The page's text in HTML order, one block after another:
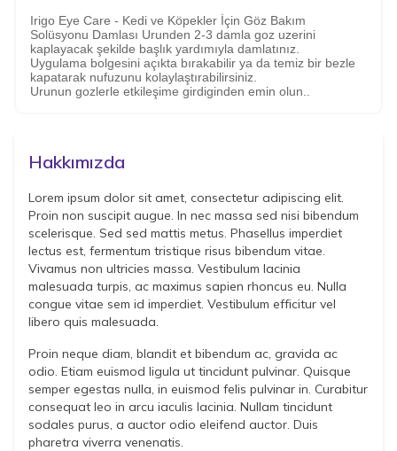
Irigo Eye Care - Kedi ve Köpekler İçin Göz Bakım
Solüsyonu Damlası Urunden 2-3 damla goz uzerini
kaplayacak şekilde başlık yardımıyla damlatınız.
Uygulama bolgesini açıkta bırakabilir ya da temiz bir bezle
kapatarak nufuzunu kolaylaştırabilirsiniz.
Urunun gozlerle etkileşime girdiginden emin olun..
Hakkımızda
Lorem ipsum dolor sit amet, consectetur adipiscing elit.
Proin non suscipit augue. In nec massa sed nisi bibendum
scelerisque. Sed sed mattis metus. Phasellus imperdiet
lectus est, fermentum tristique risus bibendum vitae.
Vivamus non ultricies massa. Vestibulum lacinia
malesuada turpis, ac maximus sapien rhoncus eu. Nulla
congue vitae sem id imperdiet. Vestibulum efficitur vel
libero quis malesuada.
Proin neque diam, blandit et bibendum ac, gravida ac
odio. Etiam euismod ligula ut tincidunt pulvinar. Quisque
semper egestas nulla, in euismod felis pulvinar in. Curabitur
consequat leo in arcu iaculis lacinia. Nullam tincidunt
sodales purus, a auctor odio eleifend auctor. Duis
pharetra viverra venenatis.